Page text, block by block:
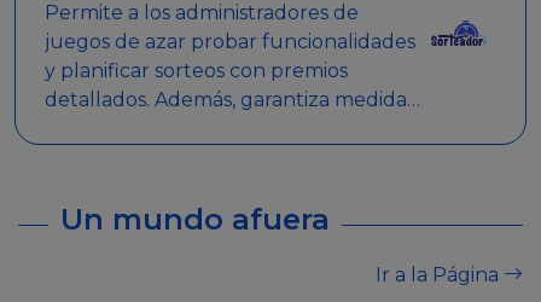
Permite a los administradores de
juegos de azar probar funcionalidades
y planificar sorteos con premios
detallados. Además, garantiza medidas
Un mundo afuera
Ir a la Página